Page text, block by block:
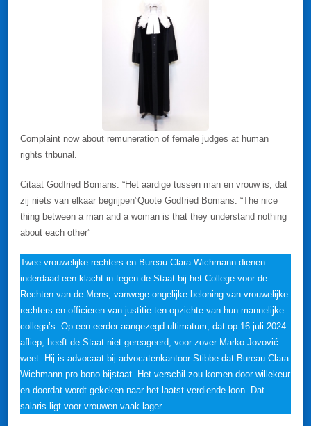
Complaint now about remuneration of female judges at human
rights tribunal.
Citaat Godfried Bomans: “Het aardige tussen man en vrouw is, dat
zij niets van elkaar begrijpen”Quote Godfried Bomans: “The nice
thing between a man and a woman is that they understand nothing
about each other”
Twee vrouwelijke rechters en Bureau Clara Wichmann dienen
inderdaad een klacht in tegen de Staat bij het College voor de
Rechten van de Mens, vanwege ongelijke beloning van vrouwelijke
rechters en officieren van justitie ten opzichte van hun mannelijke
collega’s. Op een eerder aangezegd ultimatum, dat op 16 juli 2024
afliep, heeft de Staat niet gereageerd, voor zover Marko Jovović
weet. Hij is advocaat bij advocatenkantoor Stibbe dat Bureau Clara
Wichmann pro bono bijstaat. Het verschil zou komen door willekeur
en doordat wordt gekeken naar het laatst verdiende loon. Dat
salaris ligt voor vrouwen vaak lager.